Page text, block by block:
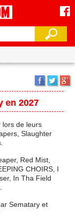
en 2027
lors de leurs
Slaughter
Red Mist,
CHOIRS, I
In Tha Field
Sematary et